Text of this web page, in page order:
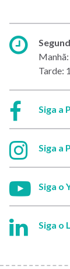
Horário
de
Tarde:
Siga a
Siga a
Siga o
Siga o